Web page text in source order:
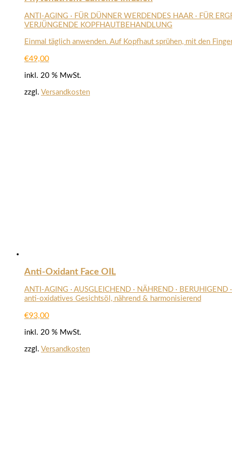
ANTI-AGING · FÜR DÜNNER WERDENDES HAAR · FÜR
VERJÜNGENDE KOPFHAUTBEHANDLUNG
Einmal täglich anwenden. Auf Kopfhaut sprühen, mit den
€49,00
inkl. 20 % MwSt.
zzgl. Versandkosten
Anti-Oxidant Face OIL
ANTI-AGING · AUSGLEICHEND · NÄHREND · BERUHIGEND
anti-oxidatives Gesichtsöl, nährend & harmonisierend
€93,00
inkl. 20 % MwSt.
zzgl. Versandkosten